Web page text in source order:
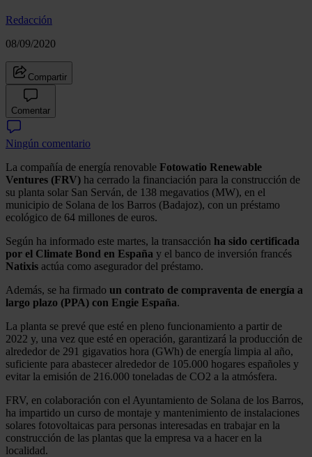
Redacción
08/09/2020
Compartir
Comentar
Ningún comentario
La compañía de energía renovable Fotowatio Renewable
Ventures (FRV) ha cerrado la financiación para la construcción de
su planta solar San Serván, de 138 megavatios (MW), en el
municipio de Solana de los Barros (Badajoz), con un préstamo
ecológico de 64 millones de euros.
Según ha informado este martes, la transacción ha sido certificada
por el Climate Bond en España y el banco de inversión francés
Natixis actúa como asegurador del préstamo.
Además, se ha firmado un contrato de compraventa de energía a
largo plazo (PPA) con Engie España.
La planta se prevé que esté en pleno funcionamiento a partir de
2022 y, una vez que esté en operación, garantizará la producción de
alrededor de 291 gigavatios hora (GWh) de energía limpia al año,
suficiente para abastecer alrededor de 105.000 hogares españoles y
evitar la emisión de 216.000 toneladas de CO2 a la atmósfera.
FRV, en colaboración con el Ayuntamiento de Solana de los Barros,
ha impartido un curso de montaje y mantenimiento de instalaciones
solares fotovoltaicas para personas interesadas en trabajar en la
construcción de las plantas que la empresa va a hacer en la
localidad.